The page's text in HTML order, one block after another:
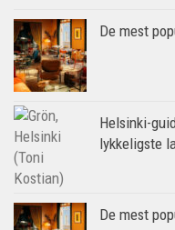
De mest
Helsinki-
lykkeligste
De mest